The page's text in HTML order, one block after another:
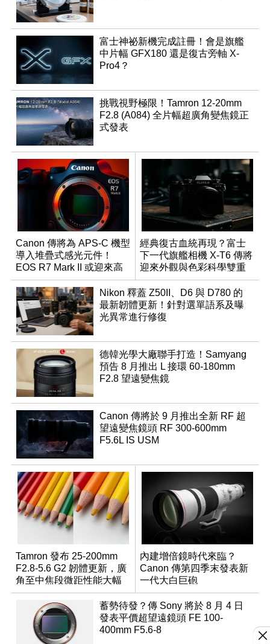
富士神祕新機完成註冊！會是旗艦
中片幅 GFX180 還是復古旁軸 X-
Pro4？
挑戰視野極限！Tamron 12-20mm
F2.8 (A084) 全片幅超廣角變焦鏡正
式發表
Canon 傳將為 APS-C 機型
導入堆疊式感光元件！
EOS R7 Mark II 或迎來高
速讀出升級
經典復古血統再現？富士
下一代旗艦相機 X-T6 傳將
迎來外觀與色彩科學雙重
優化
Nikon 釋蓋 Z50II、D6 與 D780 的
最新韌體更新！針對選單語系及曝
光異常進行修復
德韓光學大廠聯手打造！Samyang
預告 8 月推出 L 接環 60-180mm
F2.8 望遠變焦鏡
Canon 傳將於 9 月推出全新 RF 超
望遠變焦鏡頭 RF 300-600mm
F5.6L IS USM
Tamron 發布 25-200mm
F2.8-5.6 G2 韌體更新，廣
角至中焦段微距性能大幅
升級
內建增倍鏡時代來臨？
Canon 傳第四季末發表新
一代大白巨砲
蓄勢待發？傳 Sony 將於 8 月 4 日
發表平價超望遠鏡頭 FE 100-
400mm F5.6-8